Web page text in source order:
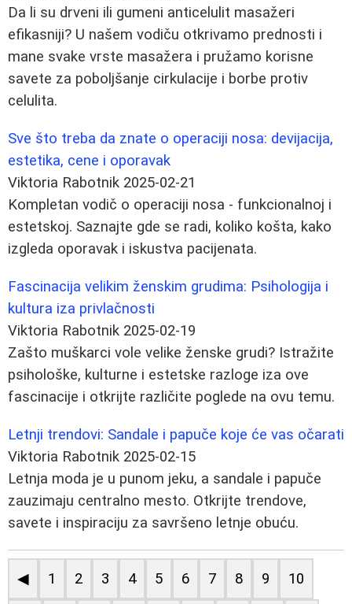
Da li su drveni ili gumeni anticelulit masažeri
efikasniji? U našem vodiču otkrivamo prednosti i
mane svake vrste masažera i pružamo korisne
savete za poboljšanje cirkulacije i borbe protiv
celulita.
Sve što treba da znate o operaciji nosa: devijacija,
estetika, cene i oporavak
Viktoria Rabotnik 2025-02-21
Kompletan vodič o operaciji nosa - funkcionalnoj i
estetskoj. Saznajte gde se radi, koliko košta, kako
izgleda oporavak i iskustva pacijenata.
Fascinacija velikim ženskim grudima: Psihologija i
kultura iza privlačnosti
Viktoria Rabotnik 2025-02-19
Zašto muškarci vole velike ženske grudi? Istražite
psihološke, kulturne i estetske razloge iza ove
fascinacije i otkrijte različite poglede na ovu temu.
Letnji trendovi: Sandale i papuče koje će vas očarati
Viktoria Rabotnik 2025-02-15
Letnja moda je u punom jeku, a sandale i papuče
zauzimaju centralno mesto. Otkrijte trendove,
savete i inspiraciju za savršeno letnje obuću.
◀ 1 2 3 4 5 6 7 8 9 10